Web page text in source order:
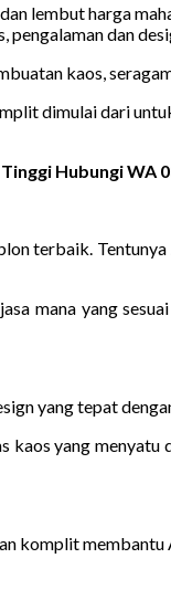
lembut harga
dan
kaos,
dimulai dari
Hubungi WA
terbaik.
mana yang
yang tepat
yang
komplit